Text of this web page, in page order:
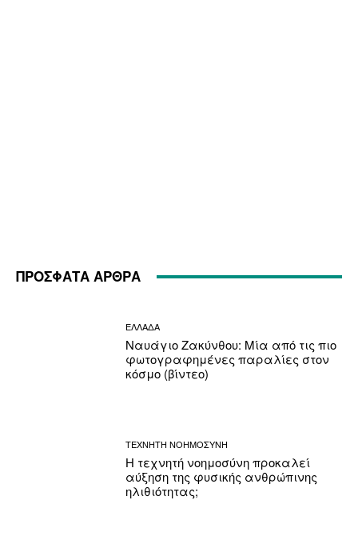
ΠΡΟΣΦΑΤΑ ΑΡΘΡΑ
ΕΛΛΑΔΑ
Ναυάγιο Ζακύνθου: Μία από τις πιο
φωτογραφημένες παραλίες στον
κόσμο (βίντεο)
ΤΕΧΝΗΤΗ ΝΟΗΜΟΣΥΝΗ
Η τεχνητή νοημοσύνη προκαλεί
αύξηση της φυσικής ανθρώπινης
ηλιθιότητας;